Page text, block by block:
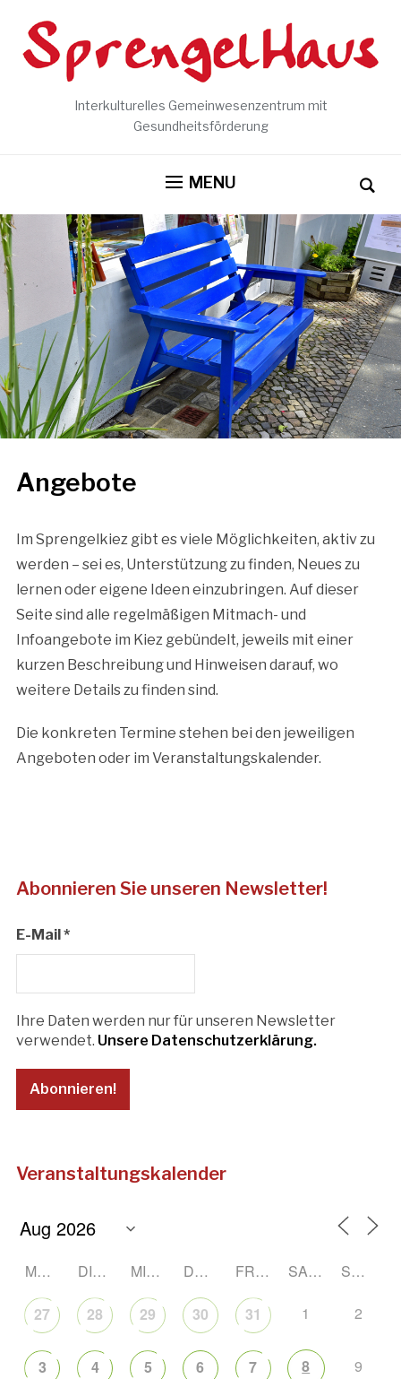
Interkulturelles Gemeinwesenzentrum mit
Gesundheitsförderung
MENU
Angebote
Im Sprengelkiez gibt es viele Möglichkeiten, aktiv zu
werden – sei es, Unterstützung zu finden, Neues zu
lernen oder eigene Ideen einzubringen. Auf dieser
Seite sind alle regelmäßigen Mitmach- und
Infoangebote im Kiez gebündelt, jeweils mit einer
kurzen Beschreibung und Hinweisen darauf, wo
weitere Details zu finden sind.
Die konkreten Termine stehen bei den jeweiligen
Angeboten oder im Veranstaltungskalender.
Abonnieren Sie unseren Newsletter!
E-Mail*
Ihre Daten werden nur für unseren Newsletter
verwendet. Unsere Datenschutzerklärung.
Veranstaltungskalender
MONTAG DIENSTAG MITTWOCH DONNERSTAG FREITAG SAMSTAG SONNTAG
27 28 29 30 31 1 2
3 4 5 6 7 8 9